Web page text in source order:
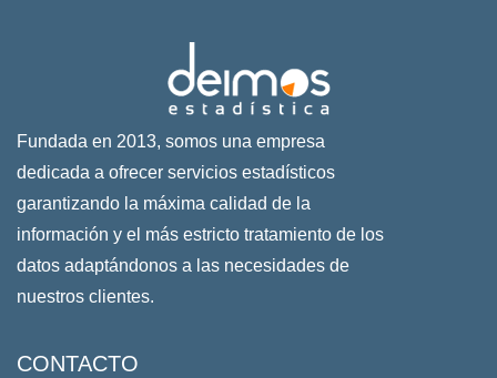
Fundada en 2013, somos una empresa
dedicada a ofrecer servicios estadísticos
garantizando la máxima calidad de la
información y el más estricto tratamiento de los
datos adaptándonos a las necesidades de
nuestros clientes.
CONTACTO